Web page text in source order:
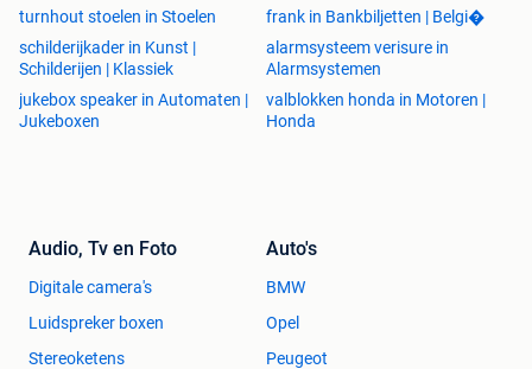
turnhout stoelen in Stoelen
frank in Bankbiljetten | Belgi�
schilderijkader in Kunst |
Schilderijen | Klassiek
alarmsysteem verisure in
Alarmsystemen
jukebox speaker in Automaten |
Jukeboxen
valblokken honda in Motoren |
Honda
Audio, Tv en Foto
Digitale camera's
Luidspreker boxen
Stereoketens
Auto's
BMW
Opel
Peugeot